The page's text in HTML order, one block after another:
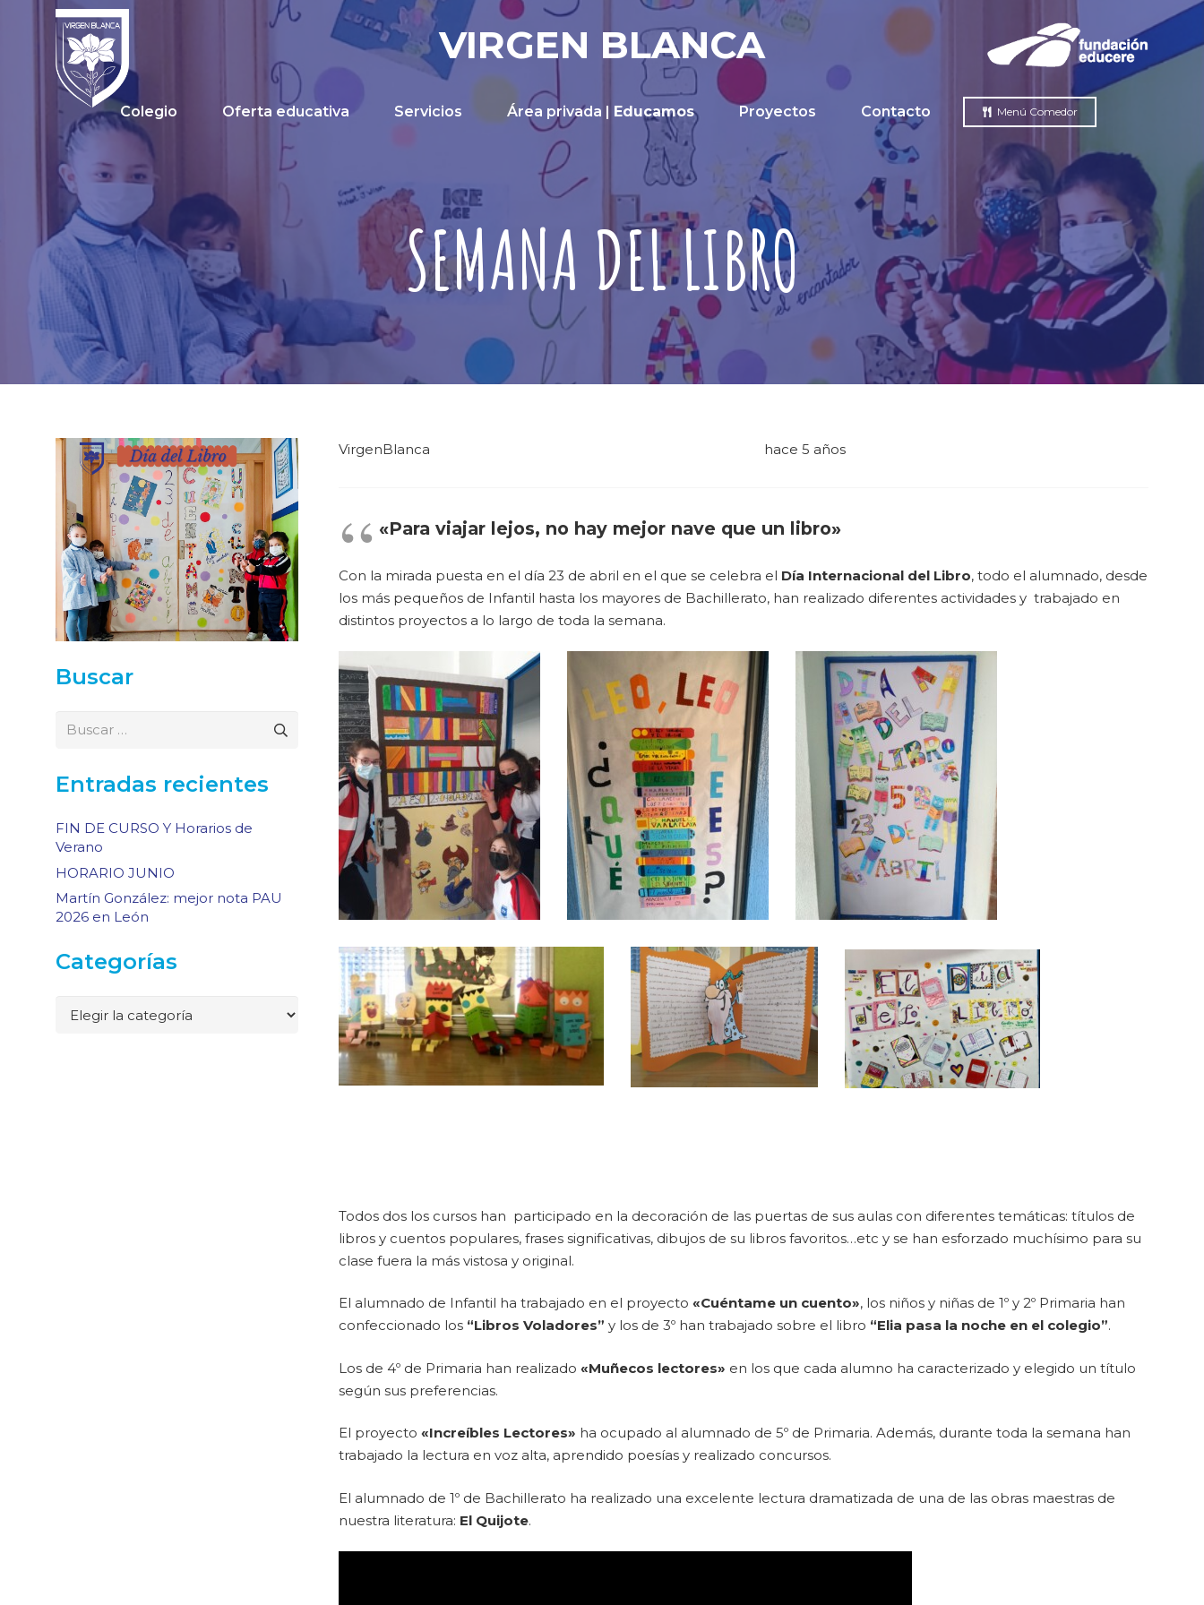
VIRGEN BLANCA
Colegio Oferta educativa Servicios Área privada | Educamos Proyectos Contacto Menú Comedor
SEMANA DEL LIBRO
Buscar
Buscar:
Entradas recientes
FIN DE CURSO Y Horarios de
Verano
HORARIO JUNIO
Martín González: mejor nota PAU
2026 en León
Categorías
Categorías
VirgenBlanca hace 5 años
«Para viajar lejos, no hay mejor nave que un libro»
Con la mirada puesta en el día 23 de abril en el que se celebra el Día Internacional del Libro, todo el alumnado, desde
los más pequeños de Infantil hasta los mayores de Bachillerato, han realizado diferentes actividades y trabajado en
distintos proyectos a lo largo de toda la semana.
Todos dos los cursos han participado en la decoración de las puertas de sus aulas con diferentes temáticas: títulos de
libros y cuentos populares, frases significativas, dibujos de su libros favoritos…etc y se han esforzado muchísimo para su
clase fuera la más vistosa y original.
El alumnado de Infantil ha trabajado en el proyecto «Cuéntame un cuento», los niños y niñas de 1º y 2º Primaria han
confeccionado los “Libros Voladores” y los de 3º han trabajado sobre el libro “Elia pasa la noche en el colegio”.
Los de 4º de Primaria han realizado «Muñecos lectores» en los que cada alumno ha caracterizado y elegido un título
según sus preferencias.
El proyecto «Increíbles Lectores» ha ocupado al alumnado de 5º de Primaria. Además, durante toda la semana han
trabajado la lectura en voz alta, aprendido poesías y realizado concursos.
El alumnado de 1º de Bachillerato ha realizado una excelente lectura dramatizada de una de las obras maestras de
nuestra literatura: El Quijote.